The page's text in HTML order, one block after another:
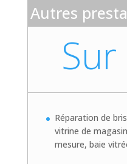
Autres
Réparation de
vitrine de
mesure, baie